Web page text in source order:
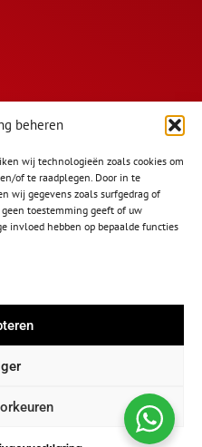
beheren
wij technologieën zoals cookies om
of te raadplegen. Door in te
wij gegevens zoals surfgedrag of
toestemming geeft of uw
invloed hebben op bepaalde functies